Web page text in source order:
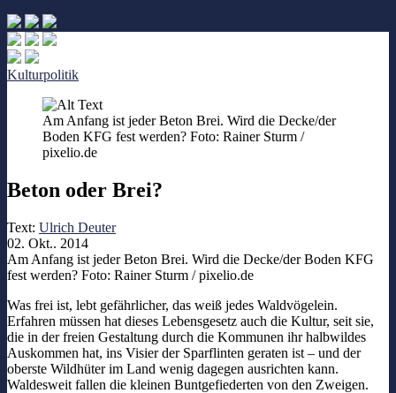
Kulturpolitik
Am Anfang ist jeder Beton Brei. Wird die Decke/der
Boden KFG fest werden? Foto: Rainer Sturm /
pixelio.de
Beton oder Brei?
Text: Ulrich Deuter
02. Okt.. 2014
Am Anfang ist jeder Beton Brei. Wird die Decke/der Boden KFG
fest werden? Foto: Rainer Sturm / pixelio.de
Was frei ist, lebt gefährlicher, das weiß jedes Waldvögelein.
Erfahren müssen hat dieses Lebensgesetz auch die Kultur, seit sie,
die in der freien Gestaltung durch die Kommunen ihr halbwildes
Auskommen hat, ins Visier der Sparflinten geraten ist – und der
oberste Wildhüter im Land wenig dagegen ausrichten kann.
Waldesweit fallen die kleinen Buntgefiederten von den Zweigen.